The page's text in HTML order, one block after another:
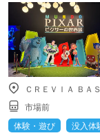
ＣＲＥＶＩＡ ＢＡ
市場前
体験・遊び
没入体